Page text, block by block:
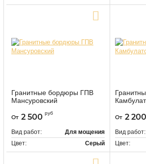
Гранитные бордюры ГПВ
Мансуровский
От 2 500 руб
Вид работ:
Для мощения
Цвет:
Серый
От 2 200
Вид работ:
Цвет: